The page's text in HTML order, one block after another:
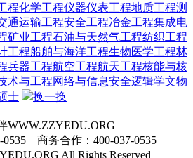
程化学工程仪器仪表工程地质工程测
通运输工程安全工程冶金工程集成电
矿业工程石油与天然气工程纺织工程
工程船舶与海洋工程生物医学工程林
兵器工程航空工程航天工程核能与核
术与工程网络与信息安全逻辑学文物
士 换一换
WWW.ZZYEDU.ORG
0535 商务合作：400-037-0535
All Rights Reserved